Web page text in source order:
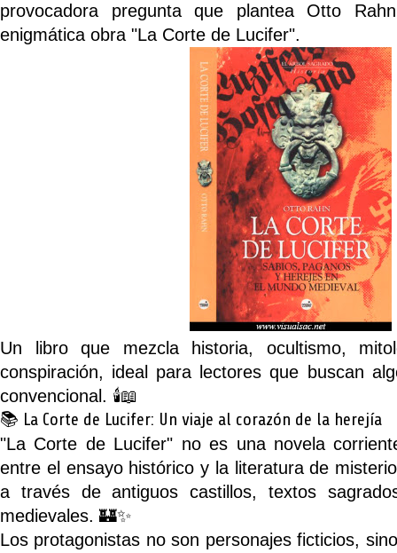
provocadora pregunta que plantea Otto
enigmática obra "La Corte de Lucifer".
Un libro que mezcla historia, ocultismo,
conspiración, ideal para lectores que buscan
convencional. 🕯️📖
📚 La Corte de Lucifer: Un viaje al corazón de la herejía
"La Corte de Lucifer" no es una novela
entre el ensayo histórico y la literatura de
a través de antiguos castillos, textos
medievales. 🏰✨
Los protagonistas no son personajes ficticios,